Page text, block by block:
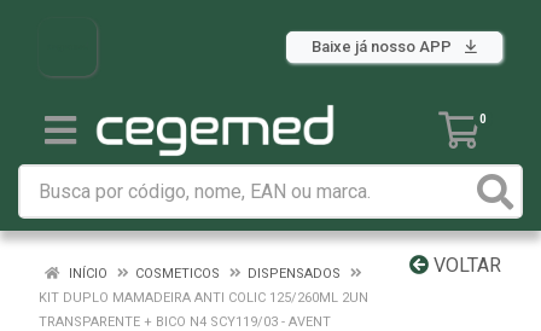
Baixe já nosso APP
0
VOLTAR
INÍCIO COSMETICOS
DISPENSADOS
KIT DUPLO MAMADEIRA ANTI COLIC 125/260ML 2UN
TRANSPARENTE + BICO N4 SCY119/03 - AVENT